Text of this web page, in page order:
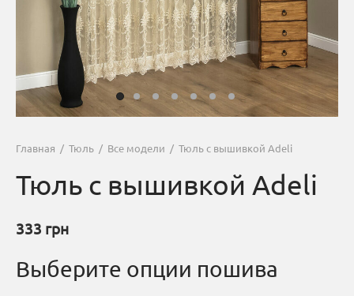
Главная / Тюль / Все модели / Тюль с вышивкой Adeli
Тюль с вышивкой Adeli
333 грн
Выберите опции пошива